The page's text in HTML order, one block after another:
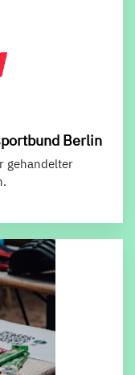
Berlin
gehandelter